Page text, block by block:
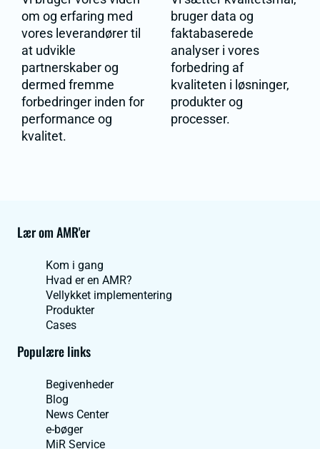
om og erfaring med
vores leverandører til
at udvikle
partnerskaber og
dermed fremme
forbedringer inden for
performance og
kvalitet.
bruger data og
faktabaserede
analyser i vores
forbedring af
kvaliteten i løsninger,
produkter og
processer.
Lær om AMR'er
Kom i gang
Hvad er en AMR?
Vellykket implementering
Produkter
Cases
Populære links
Begivenheder
Blog
News Center
e-bøger
MiR Service